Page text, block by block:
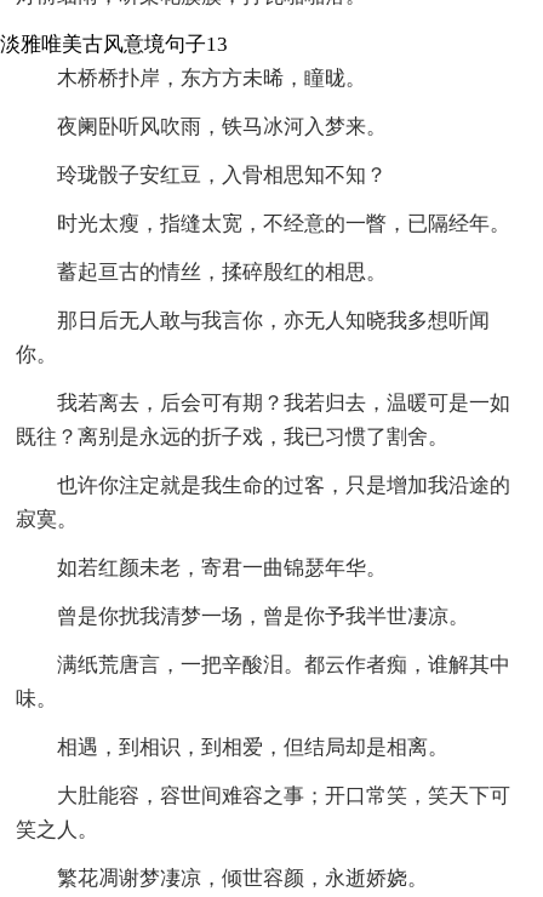
淡雅唯美古风意境句子13
木桥桥扑岸，东方方未晞，瞳昽。
夜阑卧听风吹雨，铁马冰河入梦来。
玲珑骰子安红豆，入骨相思知不知？
时光太瘦，指缝太宽，不经意的一瞥，已隔经年。
蓄起亘古的情丝，揉碎殷红的相思。
那日后无人敢与我言你，亦无人知晓我多想听闻
你。
我若离去，后会可有期？我若归去，温暖可是一如
既往？离别是永远的折子戏，我已习惯了割舍。
也许你注定就是我生命的过客，只是增加我沿途的
寂寞。
如若红颜未老，寄君一曲锦瑟年华。
曾是你扰我清梦一场，曾是你予我半世凄凉。
满纸荒唐言，一把辛酸泪。都云作者痴，谁解其中
味。
相遇，到相识，到相爱，但结局却是相离。
大肚能容，容世间难容之事；开口常笑，笑天下可
笑之人。
繁花凋谢梦凄凉，倾世容颜，永逝娇娆。